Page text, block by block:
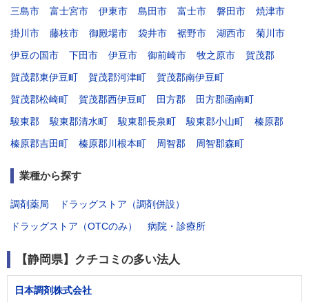
三島市
富士宮市 伊東市 島田市 富士市 磐田市
焼津市
掛川市
藤枝市 御殿場市 袋井市 裾野市 湖西市
菊川市
伊豆の国市
下田市 伊豆市 御前崎市 牧之原市
賀茂郡
賀茂郡東伊豆町
賀茂郡河津町
賀茂郡南伊豆町
賀茂郡松崎町
賀茂郡西伊豆町 田方郡
田方郡函南町
駿東郡
駿東郡清水町 駿東郡長泉町 駿東郡小山町
榛原郡
榛原郡吉田町
榛原郡川根本町 周智郡 周智郡森町
業種から探す
調剤薬局
ドラッグストア（調剤併設）
ドラッグストア（OTCのみ）
病院・診療所
【静岡県】クチコミの多い法人
日本調剤株式会社